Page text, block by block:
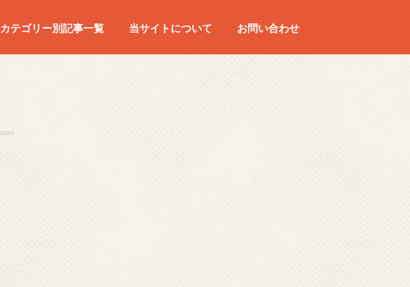
カテゴリー別記事一覧 当サイトについて お問い合わせ